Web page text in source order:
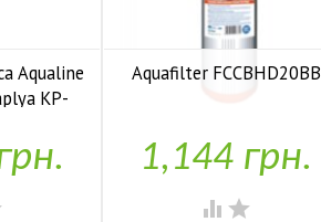
Aqualine
KP-
Aquafilter FCCBHD20BB
1,144 грн.
 